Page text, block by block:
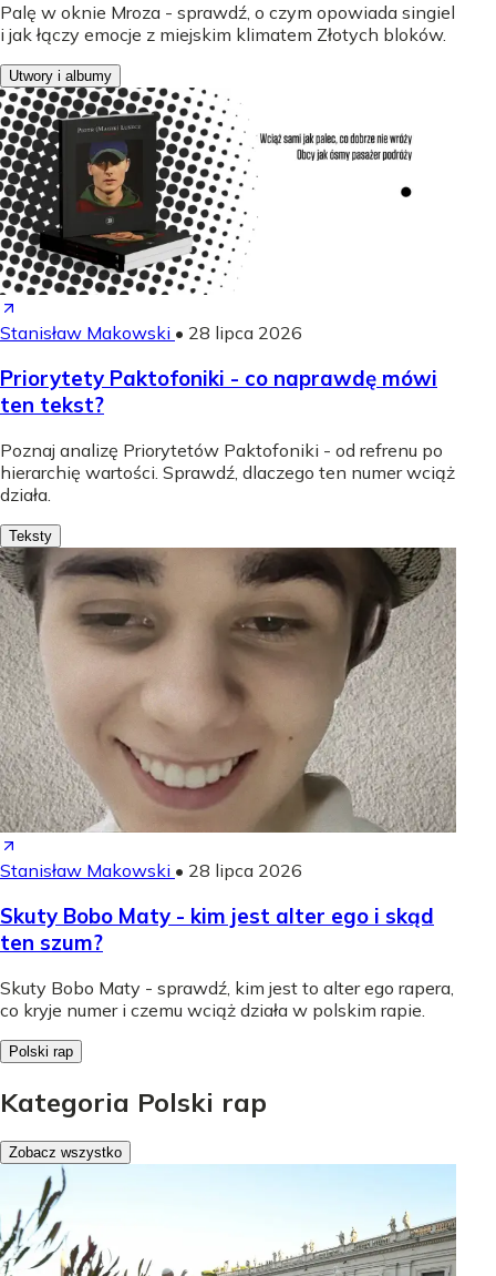
Palę w oknie Mroza - sprawdź, o czym opowiada singiel
i jak łączy emocje z miejskim klimatem Złotych bloków.
Utwory i albumy
Stanisław Makowski • 28 lipca 2026
Priorytety Paktofoniki - co naprawdę mówi
ten tekst?
Poznaj analizę Priorytetów Paktofoniki - od refrenu po
hierarchię wartości. Sprawdź, dlaczego ten numer wciąż
działa.
Teksty
Stanisław Makowski • 28 lipca 2026
Skuty Bobo Maty - kim jest alter ego i skąd
ten szum?
Skuty Bobo Maty - sprawdź, kim jest to alter ego rapera,
co kryje numer i czemu wciąż działa w polskim rapie.
Polski rap
Kategoria Polski rap
Zobacz wszystko